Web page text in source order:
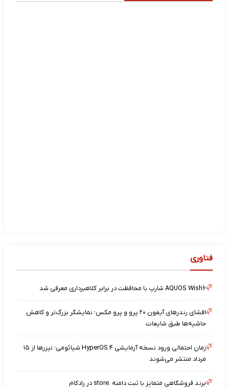
فناوری
AQUOS Wish۶ شارپ با محافظت در برابر کلاهبرداری معرفی شد
افشای رندرهای آیفون ۲۰ پرو و پرو مکس؛ نمایشگر بزرگ‌تر و کاهش
حاشیه‌ها طبق شایعات
زمان احتمالی ورود نسخه آزمایشی HyperOS ۴ شیائومی؛ تیزرها از ۱۵
مرداد منتشر می‌شوند
برند فروشگاهی متمایز با ثبت دامنه .store در رادکام